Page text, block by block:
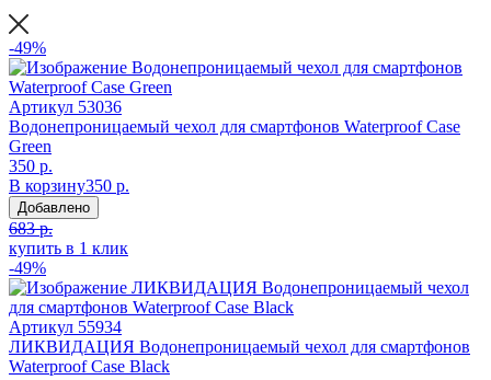
-49%
Артикул 53036
Водонепроницаемый чехол для смартфонов Waterproof Case
Green
350 р.
В корзину350 р.
Добавлено
683 р.
купить в 1 клик
-49%
Артикул 55934
ЛИКВИДАЦИЯ Водонепроницаемый чехол для смартфонов
Waterproof Case Black